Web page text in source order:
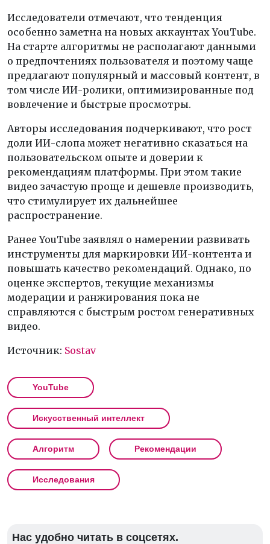
Исследователи отмечают, что тенденция
особенно заметна на новых аккаунтах YouTube.
На старте алгоритмы не располагают данными
о предпочтениях пользователя и поэтому чаще
предлагают популярный и массовый контент, в
том числе ИИ-ролики, оптимизированные под
вовлечение и быстрые просмотры.
Авторы исследования подчеркивают, что рост
доли ИИ-слопа может негативно сказаться на
пользовательском опыте и доверии к
рекомендациям платформы. При этом такие
видео зачастую проще и дешевле производить,
что стимулирует их дальнейшее
распространение.
Ранее YouTube заявлял о намерении развивать
инструменты для маркировки ИИ-контента и
повышать качество рекомендаций. Однако, по
оценке экспертов, текущие механизмы
модерации и ранжирования пока не
справляются с быстрым ростом генеративных
видео.
Источник: Sostav
YouTube
Искусственный интеллект
Алгоритм Рекомендации
Исследования
Нас удобно читать в соцсетях.